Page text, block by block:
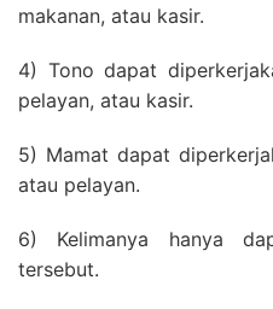
makanan, atau kasir.
4) Tono dapat
pelayan, atau kasir.
5) Mamat dapat
atau pelayan.
6) Kelimanya hanya
tersebut.